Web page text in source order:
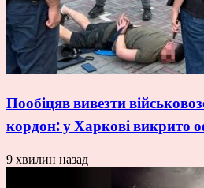
Пообіцяв вивезти
кордон: у Харкові викрито
9 хвилин назад